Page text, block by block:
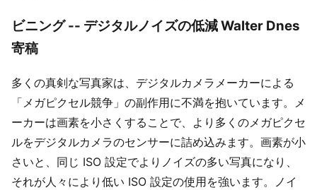
ビニング -- デジタルノイズの低減 Walter Dnes
寄稿
多くの真剣な写真家は、デジタルカメラメーカーによる
「メガピクセル競争」の副作用に不満を抱いています。メ
ーカーは画素を小さくすることで、より多くのメガピクセ
ルをデジタルカメラのセンサーに詰め込みます。画素が小
さいと、同じ ISO 設定でよりノイズの多い写真になり、
それが人々により低い ISO 設定の使用を強います。ノイ